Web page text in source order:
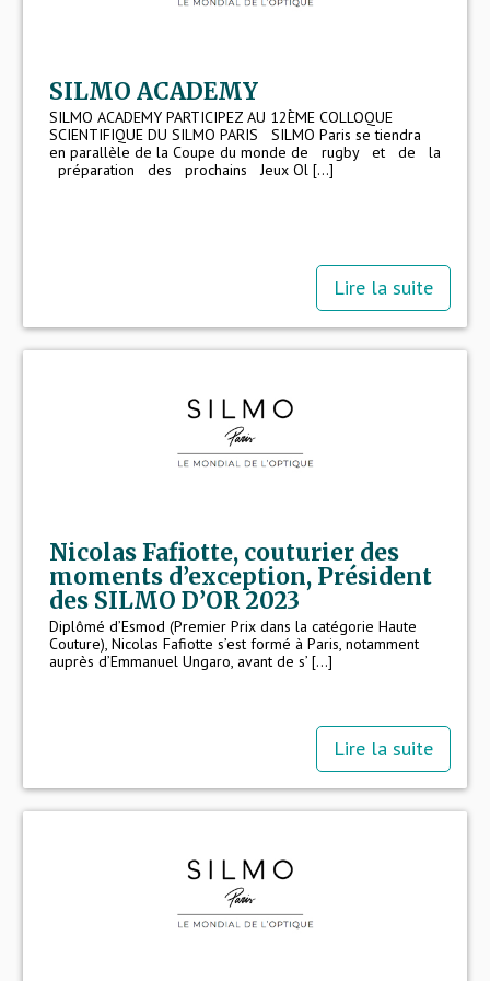
également à rencontrer leurs
pairs.
SILMO ACADEMY
SILMO ACADEMY PARTICIPEZ AU 12ÈME COLLOQUE
SCIENTIFIQUE DU SILMO PARIS SILMO Paris se tiendra
en parallèle de la Coupe du monde de rugby et de la
préparation des prochains Jeux Ol [...]
Lire la suite
Nicolas Fafiotte, couturier des
moments d’exception, Président
des SILMO D’OR 2023
Diplômé d’Esmod (Premier Prix dans la catégorie Haute
Couture), Nicolas Fafiotte s’est formé à Paris, notamment
auprès d’Emmanuel Ungaro, avant de s’ [...]
Lire la suite